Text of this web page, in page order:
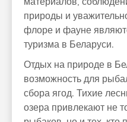
природы и
флоре и фауне
туризма в Беларуси.
Отдых на природе в
возможность для
сбора ягод. Тихие
озера привлекают не